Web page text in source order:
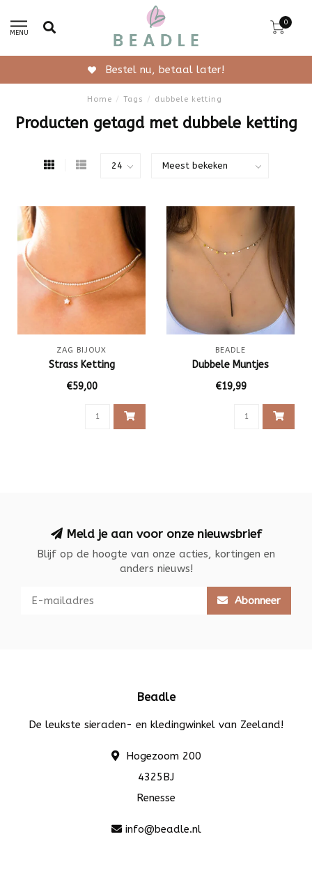
MENU
0
Bestel nu, betaal later!
Home / Tags / dubbele ketting
Producten getagd met dubbele ketting
ZAG BIJOUX
Strass Ketting
€59,00
BEADLE
Dubbele Muntjes
€19,99
Meld je aan voor onze nieuwsbrief
Blijf op de hoogte van onze acties, kortingen en
anders nieuws!
Abonneer
Beadle
De leukste sieraden- en kledingwinkel van Zeeland!
Hogezoom 200
4325BJ
Renesse
info@beadle.nl